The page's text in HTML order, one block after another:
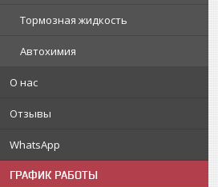
Тормозная жидкость
Автохимия
О нас
Отзывы
WhatsApp
ГРАФИК РАБОТЫ